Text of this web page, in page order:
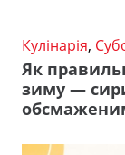
Кулінарія,
Як
зиму —